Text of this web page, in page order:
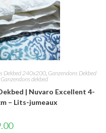
Dekbed 240x200 Ganzendons Dekbed
Ganzendons dekbed
| Nuvaro Excellent 4-
– Lits-jumeaux